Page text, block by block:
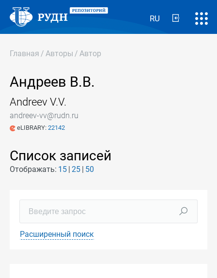
RU
Главная / Авторы / Автор
Андреев В.В.
Andreev V.V.
andreev-vv@rudn.ru
eLIBRARY: 22142
Список записей
Отображать: 15 25 50
Расширенный поиск